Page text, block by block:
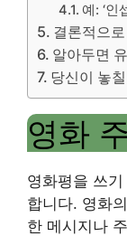
예: ‘인
결론적으로
알아두면
당신이 놓
영화
영화평을 쓰
합니다. 영화
한 메시지나